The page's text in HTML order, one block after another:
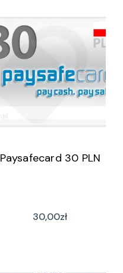
Paysafecard 30 PLN
30,00zł